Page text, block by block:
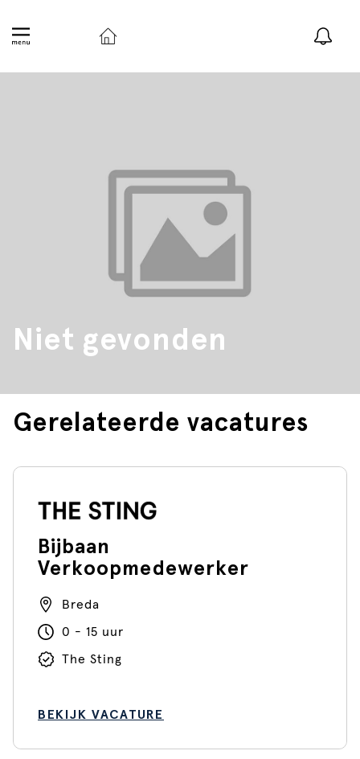
Niet gevonden
Gerelateerde vacatures
Bijbaan
Verkoopmedewerker
Breda
0 - 15 uur
The Sting
BEKIJK VACATURE